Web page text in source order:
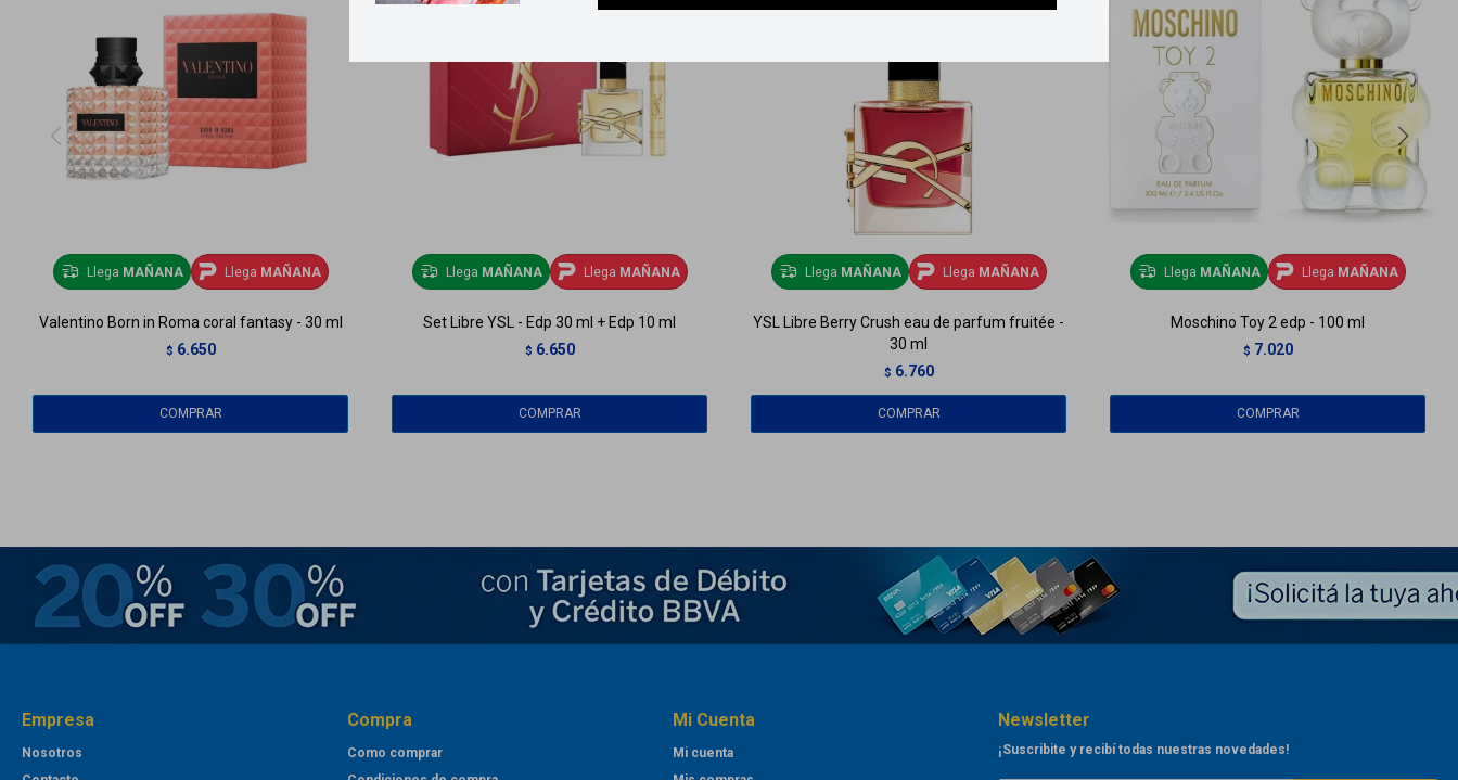
Llega MAÑANA Llega MAÑANA
Valentino Born in Roma coral fantasy - 30 ml
$ 6.650
Llega MAÑANA Llega MAÑANA
Set Libre YSL - Edp 30 ml + Edp 10 ml
$ 6.650
Llega MAÑANA Llega MAÑANA
YSL Libre Berry Crush eau de parfum fruitée -
30 ml
$ 6.760
Llega MAÑANA Llega MAÑANA
Moschino Toy 2 edp - 100 ml
$ 7.020
Empresa
Nosotros
Compra
Como comprar
Mi Cuenta
Mi cuenta
Newsletter
¡Suscribite y recibí todas nuestras novedades!